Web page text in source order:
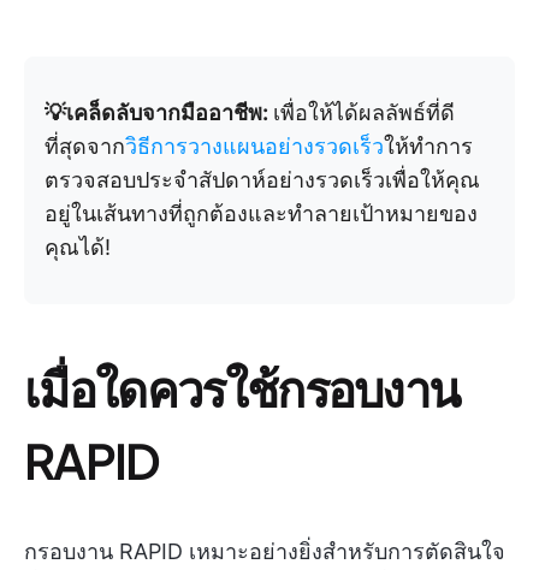
💡เคล็ดลับจากมืออาชีพ: เพื่อให้ได้ผลลัพธ์ที่ดี
ที่สุดจากวิธีการวางแผนอย่างรวดเร็วให้ทำการ
ตรวจสอบประจำสัปดาห์อย่างรวดเร็วเพื่อให้คุณ
อยู่ในเส้นทางที่ถูกต้องและทำลายเป้าหมายของ
คุณได้!
เมื่อใดควรใช้กรอบงาน
RAPID
กรอบงาน RAPID เหมาะอย่างยิ่งสำหรับการตัดสินใจ